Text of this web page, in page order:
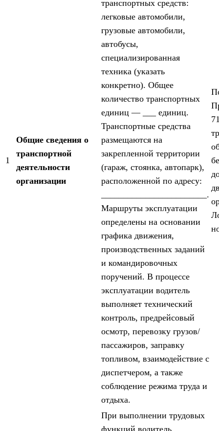
1
Общие сведения о
транспортной
деятельности
организации
транспортных средств:
легковые автомобили,
грузовые автомобили,
автобусы,
специализированная
техника (указать
конкретно). Общее
количество транспортных
единиц — ___ единиц.
Транспортные средства
размещаются на
закрепленной территории
(гараж, стоянка, автопарк),
расположенной по адресу:
________________________.
Маршруты эксплуатации
определены на основании
графика движения,
производственных заданий
и командировочных
поручений. В процессе
эксплуатации водитель
выполняет технический
контроль, предрейсовый
осмотр, перевозку грузов/
пассажиров, заправку
топливом, взаимодействие с
диспетчером, а также
соблюдение режима труда и
отдыха.
При выполнении трудовых